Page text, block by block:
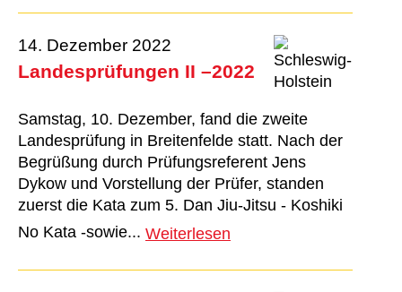
14. Dezember 2022
Landesprüfungen II –2022
Samstag, 10. Dezember, fand die zweite
Landesprüfung in Breitenfelde statt. Nach der
Begrüßung durch Prüfungsreferent Jens
Dykow und Vorstellung der Prüfer, standen
zuerst die Kata zum 5. Dan Jiu-Jitsu - Koshiki
No Kata -sowie... Weiterlesen